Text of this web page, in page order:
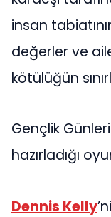
insan
değerler ve
kötülüğün
Gençlik
hazırladığı
Dennis Kelly